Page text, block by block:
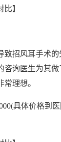
】
致招风耳手术
咨询医生为其
理想。
具体价格到